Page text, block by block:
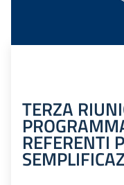
TERZA
REFERENTI